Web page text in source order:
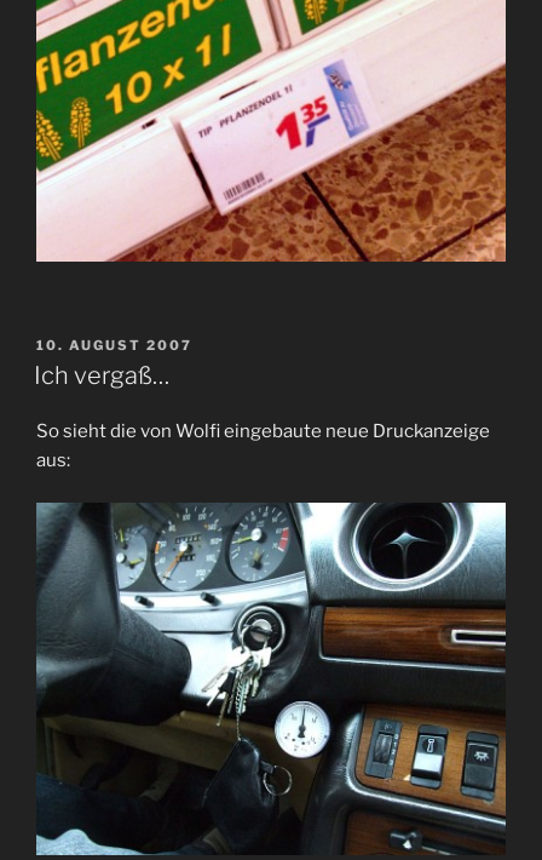
VERÖFFENTLICHT
AM
10. AUGUST 2007
Ich vergaß…
So sieht die von Wolfi eingebaute neue Druckanzeige
aus: